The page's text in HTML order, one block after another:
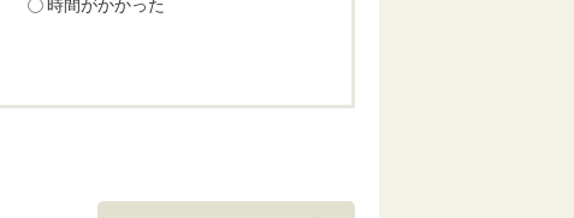
時間がかかった